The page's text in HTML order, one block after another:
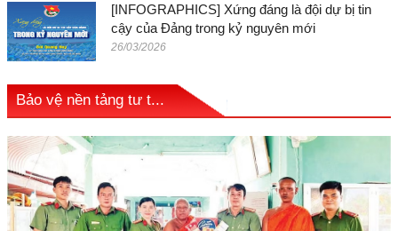
[INFOGRAPHICS] Xứng đáng là đội dự bị tin
cậy của Đảng trong kỷ nguyên mới
26/03/2026
Bảo vệ nền tảng tư t...